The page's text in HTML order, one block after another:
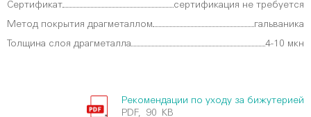
Сертификат сертификация не требуется
Метод покрытия драгметаллом гальваника
Толщина слоя драгметалла 4-10 мкн
Рекомендации по уходу за бижутерией
PDF, 90 KB